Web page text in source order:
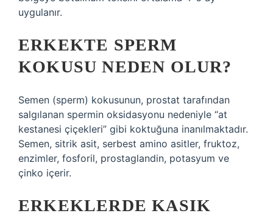
uygulanır.
ERKEKTE SPERM
KOKUSU NEDEN OLUR?
Semen (sperm) kokusunun, prostat tarafından
salgılanan spermin oksidasyonu nedeniyle “at
kestanesi çiçekleri” gibi koktuğuna inanılmaktadır.
Semen, sitrik asit, serbest amino asitler, fruktoz,
enzimler, fosforil, prostaglandin, potasyum ve
çinko içerir.
ERKEKLERDE KASIK